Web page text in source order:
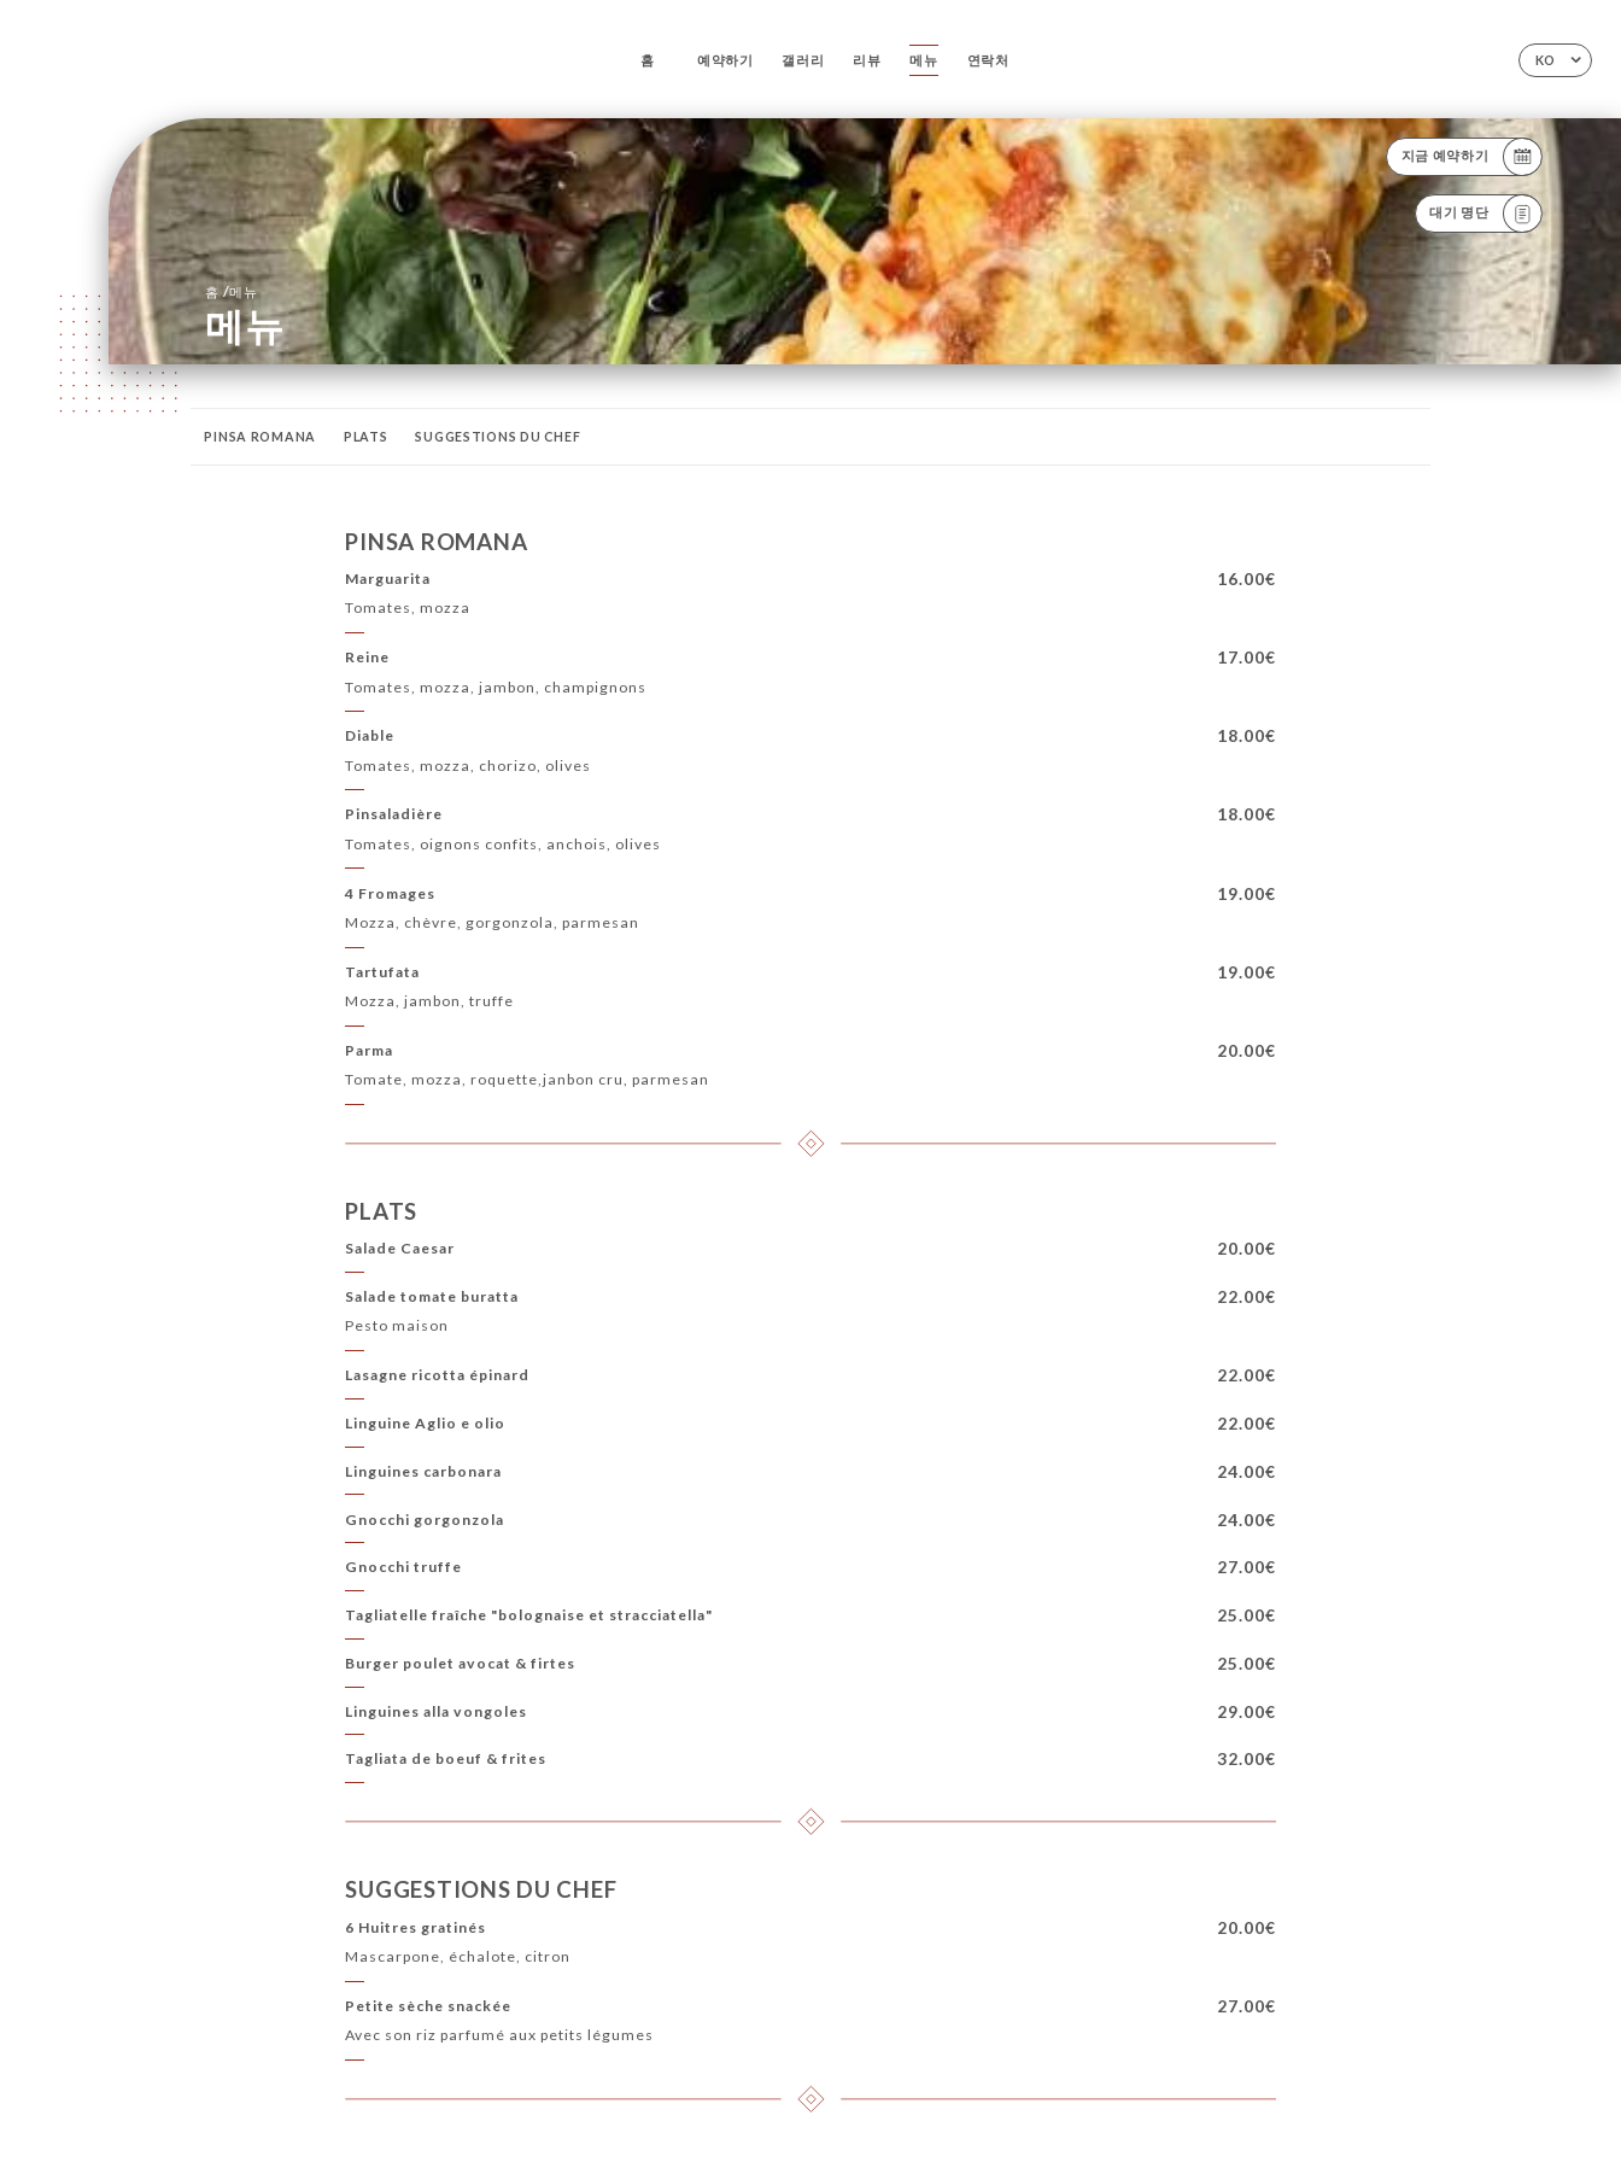
KO
홈 예약하기 갤러리 리뷰 메뉴 연락처
지금 예약하기
대기 명단
홈 /메뉴
메뉴
PINSA ROMANA PLATS SUGGESTIONS DU CHEF
PINSA ROMANA
Marguarita 16.00€
Tomates, mozza
Reine 17.00€
Tomates, mozza, jambon, champignons
Diable 18.00€
Tomates, mozza, chorizo, olives
Pinsaladière 18.00€
Tomates, oignons confits, anchois, olives
4 Fromages 19.00€
Mozza, chèvre, gorgonzola, parmesan
Tartufata 19.00€
Mozza, jambon, truffe
Parma 20.00€
Tomate, mozza, roquette,janbon cru, parmesan
PLATS
Salade Caesar 20.00€
Salade tomate buratta 22.00€
Pesto maison
Lasagne ricotta épinard 22.00€
Linguine Aglio e olio 22.00€
Linguines carbonara 24.00€
Gnocchi gorgonzola 24.00€
Gnocchi truffe 27.00€
Tagliatelle fraîche "bolognaise et stracciatella" 25.00€
Burger poulet avocat & firtes 25.00€
Linguines alla vongoles 29.00€
Tagliata de boeuf & frites 32.00€
SUGGESTIONS DU CHEF
6 Huitres gratinés 20.00€
Mascarpone, échalote, citron
Petite sèche snackée 27.00€
Avec son riz parfumé aux petits légumes